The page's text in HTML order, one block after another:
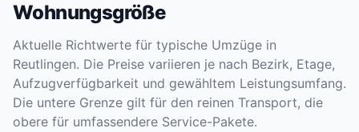
Wohnungsgröße
Aktuelle Richtwerte für typische Umzüge in
Reutlingen. Die Preise variieren je nach Bezirk, Etage,
Aufzugverfügbarkeit und gewähltem Leistungsumfang.
Die untere Grenze gilt für den reinen Transport, die
obere für umfassendere Service-Pakete.